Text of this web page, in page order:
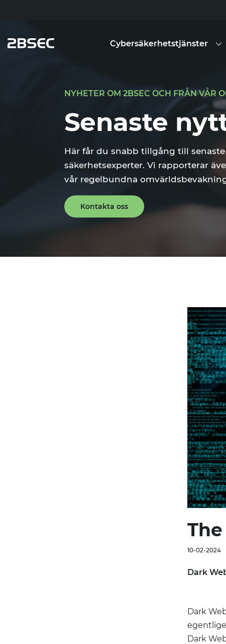
Cybersäkerhetstjänster
NYHETER OM 2BSEC OCH FRÅN VÅR
Senaste
Här får du snabb tillgång till
säkerhetsexperter. Vi rapporterar
vår regelbundna
Kontakta oss
10-02-2024
Dark
Dark
Dark